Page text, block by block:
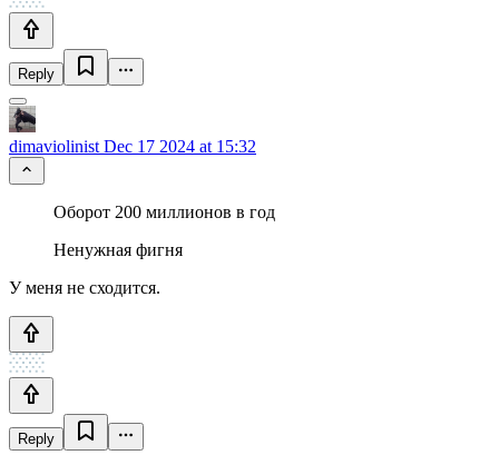
Reply
dimaviolinist Dec 17 2024 at 15:32
Оборот 200 миллионов в год
Ненужная фигня
У меня не сходится.
Reply